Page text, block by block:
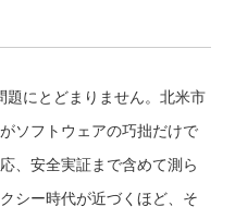
題にとどまりません。北米市
ソフトウェアの巧拙だけで
、安全実証まで含めて測ら
シー時代が近づくほど、そ